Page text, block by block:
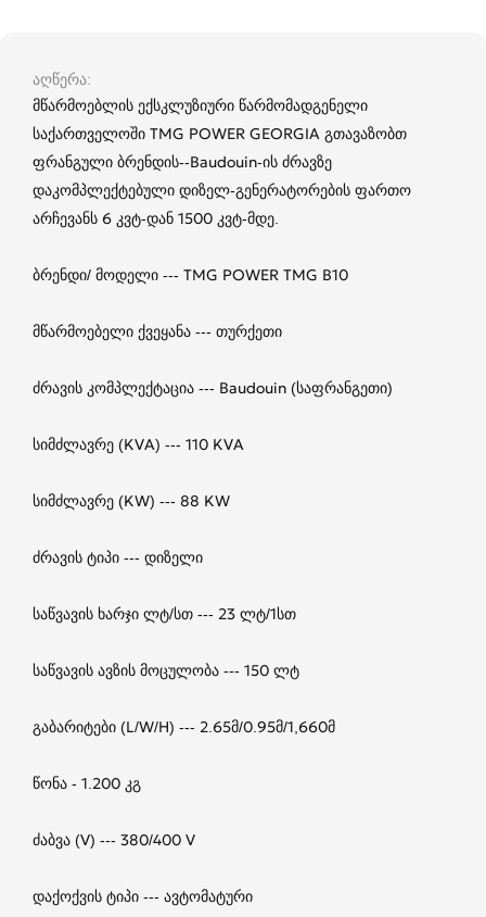
აღწერა
მწარმოებლის ექსკლუზიური წარმომადგენელი
საქართველოში TMG POWER GEORGIA გთავაზობთ
ფრანგული ბრენდის--Baudouin-ის ძრავზე
დაკომპლექტებული დიზელ-გენერატორების ფართო
არჩევანს 6 კვტ-დან 1500 კვტ-მდე.
ბრენდი/ მოდელი --- TMG POWER TMG B10
მწარმოებელი ქვეყანა --- თურქეთი
ძრავის კომპლექტაცია --- Baudouin (საფრანგეთი)
სიმძლავრე (KVA) --- 110 KVA
სიმძლავრე (KW) --- 88 KW
ძრავის ტიპი --- დიზელი
საწვავის ხარჯი ლტ/სთ --- 23 ლტ/1სთ
საწვავის ავზის მოცულობა --- 150 ლტ
გაბარიტები (L/W/H) --- 2.65მ/0.95მ/1,660მ
წონა - 1.200 კგ
ძაბვა (V) --- 380/400 V
დაქოქვის ტიპი --- ავტომატური